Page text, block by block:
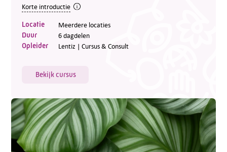
Korte introductie
Locatie Meerdere locaties
Duur 6 dagdelen
Opleider Lentiz | Cursus & Consult
Bekijk cursus